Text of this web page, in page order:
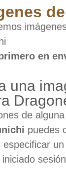
en
una
de
puedes
especificar
iniciado